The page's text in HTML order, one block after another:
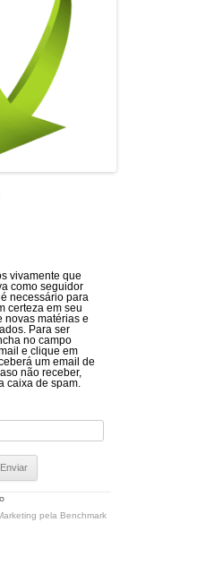
vivamente que
como seguidor
necessário para
certeza em seu
novas matérias e
Para ser
no campo
e clique em
um email de
não receber,
caixa de spam.
pela Benchmark